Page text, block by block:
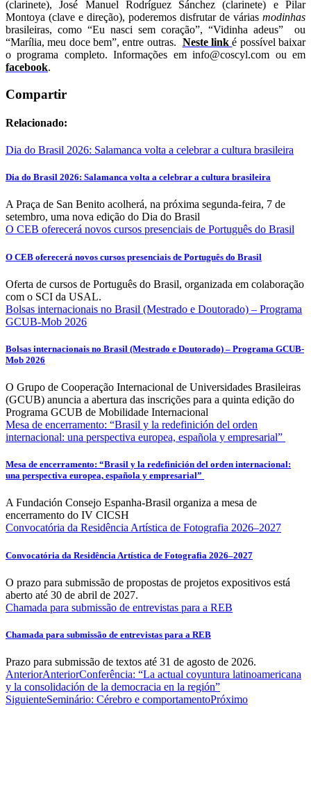
(clarinete), José Manuel Rodríguez Sánchez (clarinete) e Pilar
Montoya (clave e direção), poderemos disfrutar de várias modinhas
brasileiras, como “Eu nasci sem coração”, “Vidinha adeus” ou
“Marília, meu doce bem”, entre outras. Neste link é possível baixar
oprograma completo. Informações em info@coscyl.com ou em
facebook.
Compartir
Relacionado:
Dia do Brasil 2026: Salamanca volta a celebrar a cultura brasileira
Dia do Brasil 2026: Salamanca volta a celebrar a cultura brasileira
A Praça de San Benito acolherá, na próxima segunda-feira, 7 de
setembro, uma nova edição do Dia do Brasil
O CEB oferecerá novos cursos presenciais de Português do Brasil
O CEB oferecerá novos cursos presenciais de Português do Brasil
Oferta de cursos de Português do Brasil, organizada em colaboração
com o SCI da USAL.
Bolsas internacionais no Brasil (Mestrado e Doutorado) – Programa
GCUB-Mob 2026
Bolsas internacionais no Brasil (Mestrado e Doutorado) – Programa GCUB-
Mob 2026
O Grupo de Cooperação Internacional de Universidades Brasileiras
(GCUB) anuncia a abertura das inscrições para a quinta edição do
Programa GCUB de Mobilidade Internacional
Mesa de encerramento: “Brasil y la redefinición del orden
internacional: una perspectiva europea, española y empresarial”
Mesa de encerramento: “Brasil y la redefinición del orden internacional:
una perspectiva europea, española y empresarial”
A Fundación Consejo Espanha-Brasil organiza a mesa de
encerramento do IV CICSH
Convocatória da Residência Artística de Fotografia 2026–2027
Convocatória da Residência Artística de Fotografia 2026–2027
O prazo para submissão de propostas de projetos expositivos está
aberto até 30 de abril de 2027.
Chamada para submissão de entrevistas para a REB
Chamada para submissão de entrevistas para a REB
Prazo para submissão de textos até 31 de agosto de 2026.
AnteriorAnteriorConferência: “La actual coyuntura latinoamericana
y la consolidación de la democracia en la región”
SiguienteSeminário: Cérebro e comportamentoPróximo